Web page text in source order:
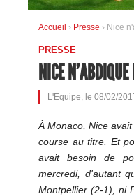
Accueil › Presse › Nice
PRESSE
NICE
L'Equipe, le 08/02/
À Monaco, Nice
course au titre. Et
avait besoin de
mercredi, d'autant
Montpellier (2-1), ni